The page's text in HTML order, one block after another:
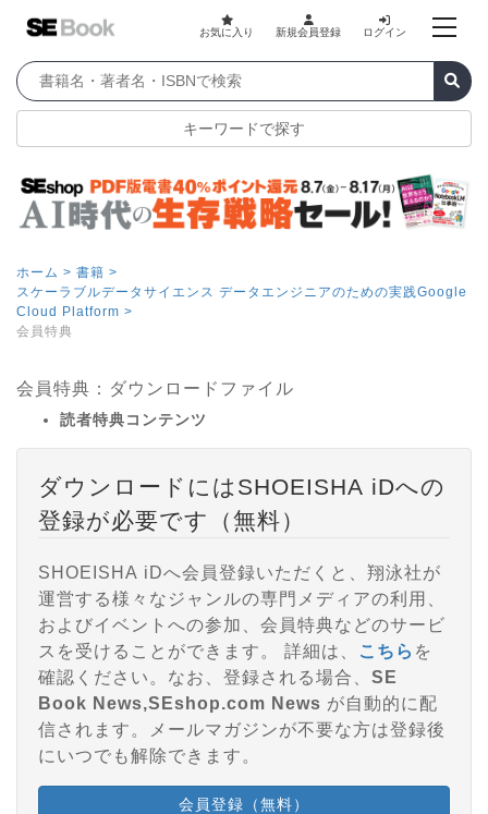
お気に入り 新規会員登録 ログイン
キーワードで探す
ホーム > 書籍 >
スケーラブルデータサイエンス データエンジニアのための実践Google
Cloud Platform >
会員特典
会員特典：ダウンロードファイル
読者特典コンテンツ
ダウンロードにはSHOEISHA iDへの
登録が必要です（無料）
SHOEISHA iDへ会員登録いただくと、翔泳社が
運営する様々なジャンルの専門メディアの利用、
およびイベントへの参加、会員特典などのサービ
スを受けることができます。 詳細は、
こちら を
確認ください。なお、登録される場合、 SE
Book News,SEshop.com News が自動的に配
信されます。メールマガジンが不要な方は登録後
にいつでも解除できます。
会員登録（無料）